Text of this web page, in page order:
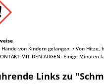
von Kindern gelangen. • Von
MIT DEN AUGEN: Einige
Links zu